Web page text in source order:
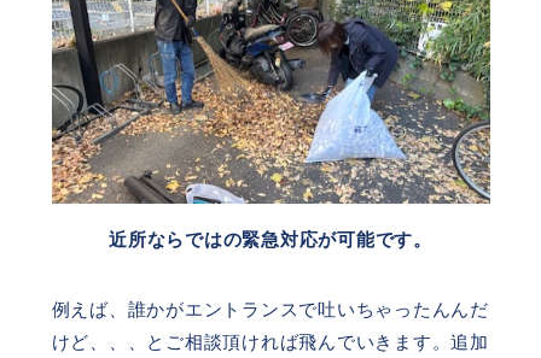
近所ならではの緊急対応が可能です。
例えば、誰かがエントランスで吐いちゃったんんだ
けど、、、とご相談頂ければ飛んでいきます。追加